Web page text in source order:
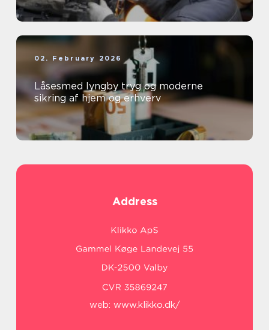
02. February 2026
Låsesmed lyngby tryg og moderne
sikring af hjem og erhverv
Address
web: www.klikko.dk/